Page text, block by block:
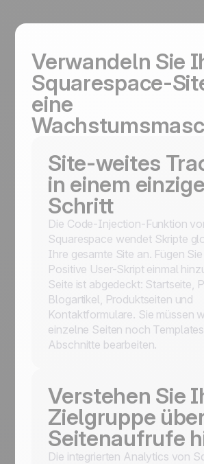
Verwandeln Sie
Squarespace-
eine
Site-weites
in einem
Schritt
Die Code-Injection-Funktion
Squarespace wendet Skripte
Ihre gesamte Site an. Fügen
Positive User-Skript einmal
Seite ist abgedeckt: Startseite,
Blogartikel, Produktseiten und
Kontaktformulare. Sie müssen
einzelne Seiten noch
Abschnitte bearbeiten.
Verstehen Sie
Zielgruppe
Seitenaufrufe
Die integrierten Analytics von